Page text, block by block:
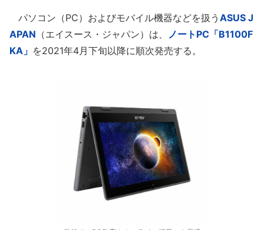
パソコン（PC）およびモバイル機器などを扱う ASUS J
APAN （エイスース・ジャパン）は、 ノートPC「B1100F
KA」 を2021年4月下旬以降に順次発売する。